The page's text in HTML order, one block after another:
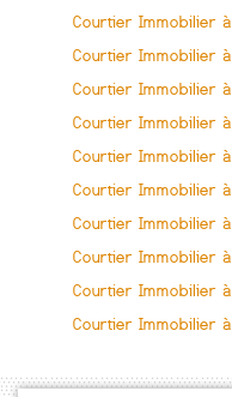
Courtier Immobilier
Courtier Immobilier
Courtier Immobilier
Courtier Immobilier
Courtier Immobilier
Courtier Immobilier
Courtier Immobilier
Courtier Immobilier
Courtier Immobilier
Courtier Immobilier